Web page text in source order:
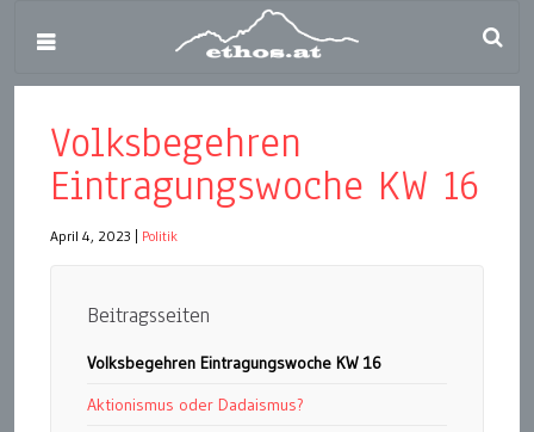
Volksbegehren
Eintragungswoche KW 16
April 4, 2023 Politik
Beitragsseiten
Volksbegehren Eintragungswoche KW 16
Aktionismus oder Dadaismus?